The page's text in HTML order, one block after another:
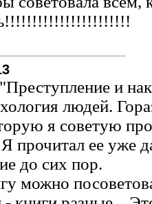
и
людей.
я советую
прочитал ее уже
до сих пор.
можно